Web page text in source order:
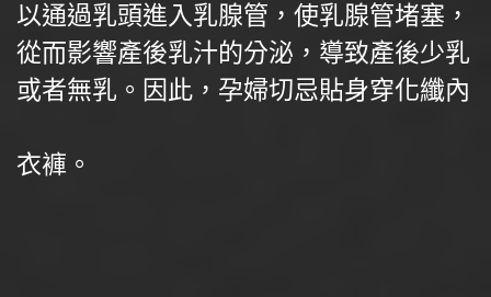
以通過乳頭進入乳腺管，使乳腺管堵塞，
從而影響產後乳汁的分泌，導致產後少乳
或者無乳。因此，孕婦切忌貼身穿化纖內
衣褲。